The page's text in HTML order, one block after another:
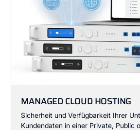
MANAGED CLOUD HOSTING
Sicherheit und Verfügbarkeit Ihrer
Kundendaten in einer Private, Public